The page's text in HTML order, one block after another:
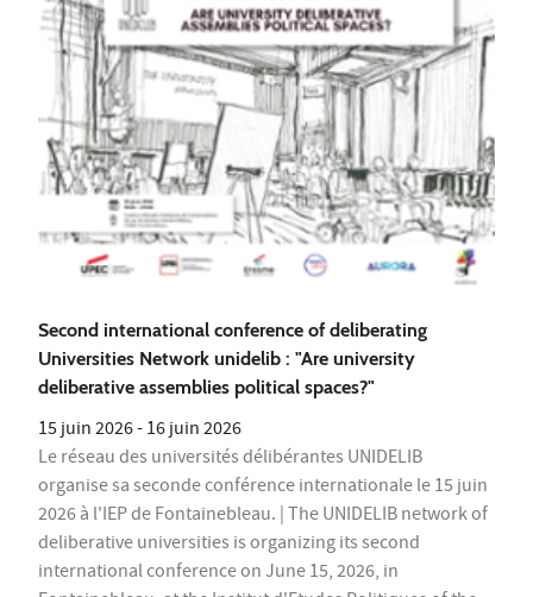
Second international conference of deliberating
Universities Network unidelib : "Are university
deliberative assemblies political spaces?"
15 juin 2026-16 juin 2026
Le réseau des universités délibérantes UNIDELIB
organise sa seconde conférence internationale le 15 juin
2026 à l'IEP de Fontainebleau. | The UNIDELIB network of
deliberative universities is organizing its second
international conference on June 15, 2026, in